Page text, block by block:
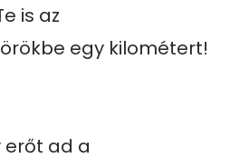
is az
egy kilométert!
ad a